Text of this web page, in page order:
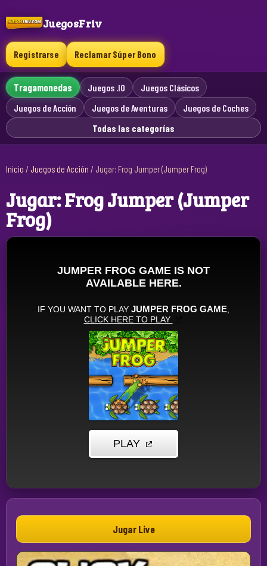
JuegosFriv
Registrarse Reclamar Súper Bono
Tragamonedas Juegos .IO
Juegos Clásicos
Juegos de Acción
Juegos de Aventuras
Juegos de Coches
Todas las categorías
Inicio / Juegos de Acción / Jugar: Frog Jumper (Jumper Frog)
Jugar: Frog Jumper (Jumper
Frog)
Jugar Live